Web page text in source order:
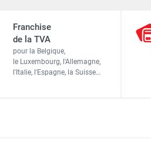
ACC904
ACCESSOIRES
Franchise
de la TVA
pour la Belgique,
le Luxembourg, l'Allemagne,
l'Italie, l'Espagne, la Suisse…